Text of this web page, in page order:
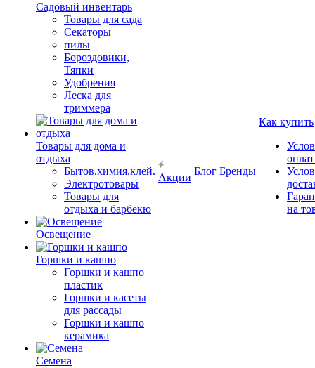
Садовый инвентарь
Товары для сада
Секаторы
пилы
Бороздовики,
Тяпки
Удобрения
Леска для
триммера
Товары для дома и
отдыха
Бытов.химия,клей.
Электротовары
Товары для
отдыха и барбекю
Освещение
Горшки и кашпо
Горшки и кашпо
пластик
Горшки и касеты
для рассады
Горшки и кашпо
керамика
Семена
Акции
Блог Бренды
Как купить
на